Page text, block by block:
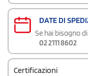
DATE DI
Se hai bisogno
02 2111 8602
Certificazioni